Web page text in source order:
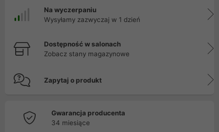
Na wyczerpaniu
Wysyłamy zazwyczaj w 1 dzień
Dostępność w salonach
Zobacz stany magazynowe
Zapytaj o produkt
Gwarancja producenta
34 miesiące